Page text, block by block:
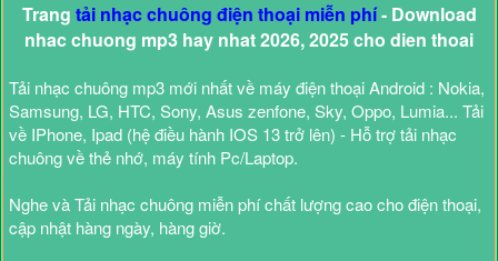
Trang tải nhạc chuông điện thoại miễn phí- Download
nhac chuong mp3 hay nhat 2026, 2025 cho dien thoai
Tải nhạc chuông mp3 mới nhất về máy điện thoại Android : Nokia,
Samsung, LG, HTC, Sony, Asus zenfone, Sky, Oppo, Lumia... Tải
về IPhone, Ipad (hệ điều hành IOS 13 trở lên) - Hỗ trợ tải nhạc
chuông về thẻ nhớ, máy tính Pc/Laptop.
Nghe và Tải nhạc chuông miễn phí chất lượng cao cho điện thoại,
cập nhật hàng ngày, hàng giờ.